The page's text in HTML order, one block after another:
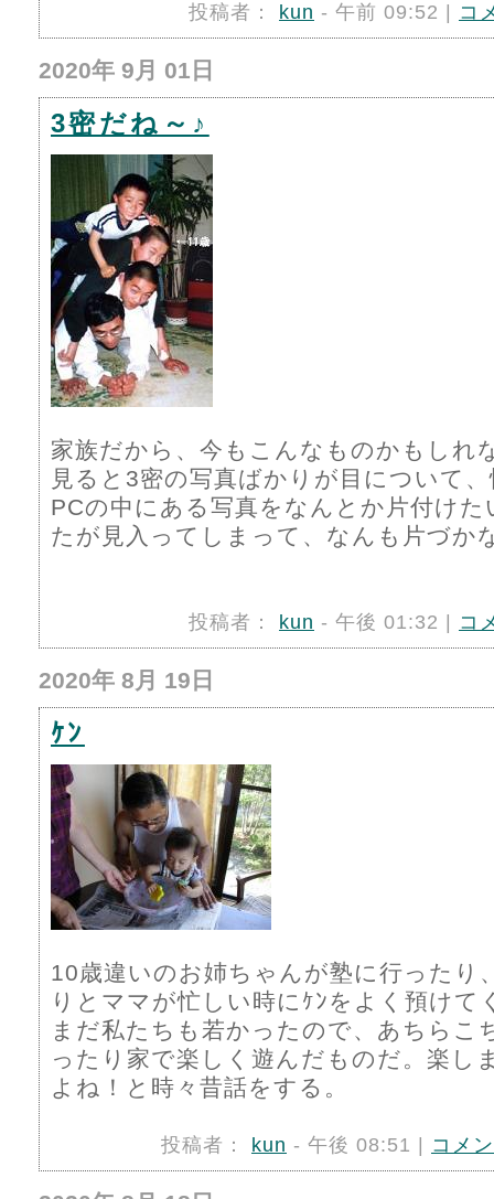
投稿者： kun - 午前 09:52 | コ
2020年 9月 01日
3密だね～♪
家族だから、今もこんなものかもしれ
見ると3密の写真ばかりが目について
PCの中にある写真をなんとか片付けた
たが見入ってしまって、なんも片づか
投稿者： kun - 午後 01:32 | コ
2020年 8月 19日
ｹﾝ
10歳違いのお姉ちゃんが塾に行ったり
りとママが忙しい時にｹﾝをよく預けて
まだ私たちも若かったので、あちらこ
ったり家で楽しく遊んだものだ。楽し
よね！と時々昔話をする。
投稿者： kun - 午後 08:51 | コメ